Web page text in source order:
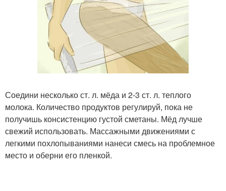
Соедини несколько ст. л. мёда и 2-3 ст. л. теплого
молока. Количество продуктов регулируй, пока не
получишь консистенцию густой сметаны. Мёд лучше
свежий использовать. Массажными движениями с
легкими похлопываниями нанеси смесь на проблемное
место и оберни его пленкой.